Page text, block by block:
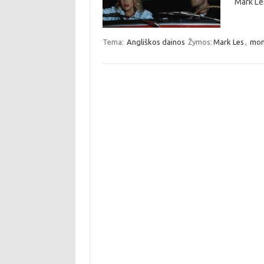
Tema: Angliškos dainos Žymos: Mark Les